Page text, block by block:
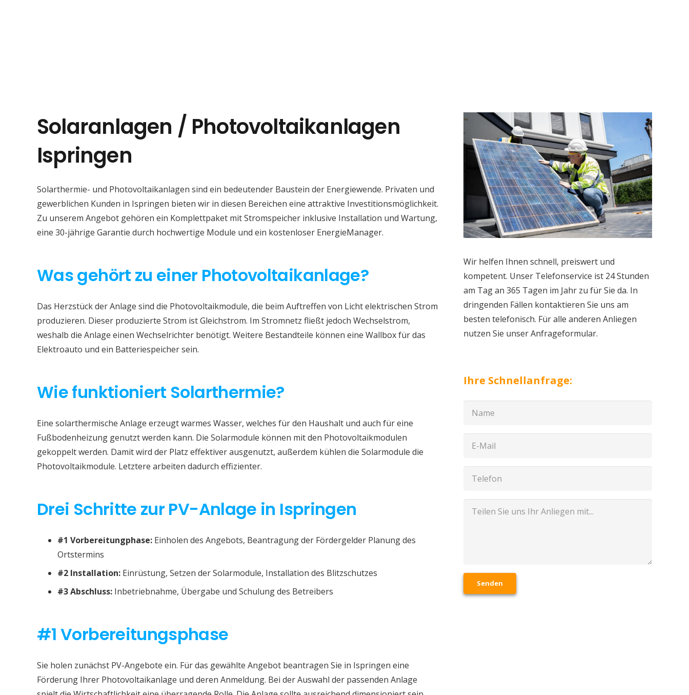
Solaranlagen / Photovoltaikanlagen
Ispringen
Solarthermie- und Photovoltaikanlagen sind ein bedeutender Baustein der Energiewende. Privaten und
gewerblichen Kunden in Ispringen bieten wir in diesen Bereichen eine attraktive Investitionsmöglichkeit.
Zu unserem Angebot gehören ein Komplettpaket mit Stromspeicher inklusive Installation und Wartung,
eine 30-jährige Garantie durch hochwertige Module und ein kostenloser EnergieManager.
Was gehört zu einer Photovoltaikanlage?
Das Herzstück der Anlage sind die Photovoltaikmodule, die beim Auftreffen von Licht elektrischen Strom
produzieren. Dieser produzierte Strom ist Gleichstrom. Im Stromnetz fließt jedoch Wechselstrom,
weshalb die Anlage einen Wechselrichter benötigt. Weitere Bestandteile können eine Wallbox für das
Elektroauto und ein Batteriespeicher sein.
Wie funktioniert Solarthermie?
Eine solarthermische Anlage erzeugt warmes Wasser, welches für den Haushalt und auch für eine
Fußbodenheizung genutzt werden kann. Die Solarmodule können mit den Photovoltaikmodulen
gekoppelt werden. Damit wird der Platz effektiver ausgenutzt, außerdem kühlen die Solarmodule die
Photovoltaikmodule. Letztere arbeiten dadurch effizienter.
Drei Schritte zur PV-Anlage in Ispringen
#1 Vorbereitungphase: Einholen des Angebots, Beantragung der Fördergelder Planung des
Ortstermins
#2 Installation: Einrüstung, Setzen der Solarmodule, Installation des Blitzschutzes
#3 Abschluss: Inbetriebnahme, Übergabe und Schulung des Betreibers
#1 Vorbereitungsphase
Sie holen zunächst PV-Angebote ein. Für das gewählte Angebot beantragen Sie in Ispringen eine
Förderung Ihrer Photovoltaikanlage und deren Anmeldung. Bei der Auswahl der passenden Anlage
Wir helfen Ihnen schnell, preiswert und
kompetent. Unser Telefonservice ist 24 Stunden
am Tag an 365 Tagen im Jahr zu für Sie da. In
dringenden Fällen kontaktieren Sie uns am
besten telefonisch. Für alle anderen Anliegen
nutzen Sie unser Anfrageformular.
Ihre Schnellanfrage:
Senden